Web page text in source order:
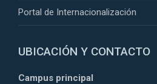
Portal de Internacionalización
UBICACIÓN Y CONTACTO
Campus principal